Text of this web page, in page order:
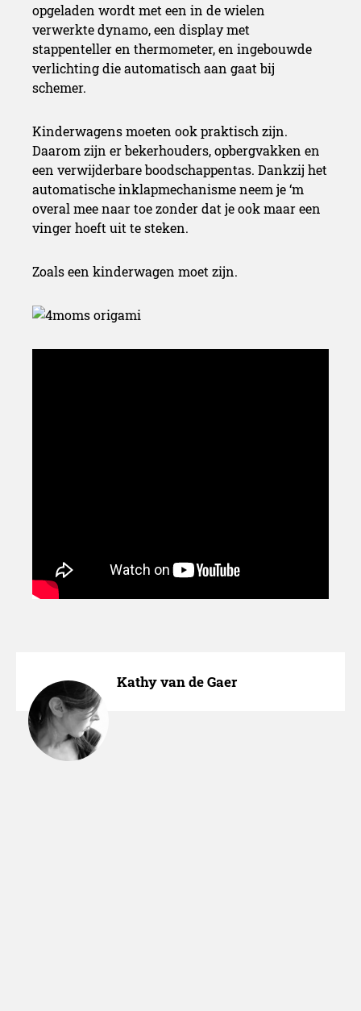
opgeladen wordt met een in de wielen
verwerkte dynamo, een display met
stappenteller en thermometer, en ingebouwde
verlichting die automatisch aan gaat bij
schemer.
Kinderwagens moeten ook praktisch zijn.
Daarom zijn er bekerhouders, opbergvakken en
een verwijderbare boodschappentas. Dankzij het
automatische inklapmechanisme neem je ‘m
overal mee naar toe zonder dat je ook maar een
vinger hoeft uit te steken.
Zoals een kinderwagen moet zijn.
Kathy van de Gaer